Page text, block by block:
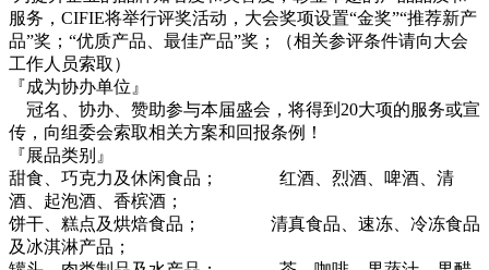
服务，CIFIE将举行评奖活动，大会奖项设置“金奖”“推荐新产
品”奖；“优质产品、最佳产品”奖；（相关参评条件请向大会
工作人员索取）
『成为协办单位』
冠名、协办、赞助参与本届盛会，将得到20大项的服务或宣
传，向组委会索取相关方案和回报条例！
『展品类别』
甜食、巧克力及休闲食品； 红酒、烈酒、啤酒、清
酒、起泡酒、香槟酒；
饼干、糕点及烘焙食品； 清真食品、速冻、冷冻食品
及冰淇淋产品；